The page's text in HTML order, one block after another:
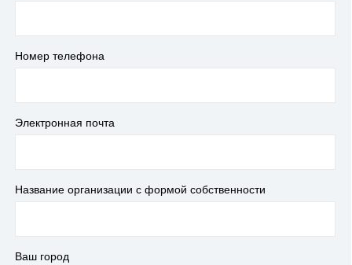
Номер телефона
Электронная почта
Название организации с формой собственности
Ваш город